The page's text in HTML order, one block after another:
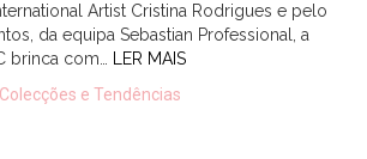
Artist Cristina Rodrigues e pelo
da equipa Sebastian Professional, a
brinca com…
LER MAIS
Colecções e Tendências